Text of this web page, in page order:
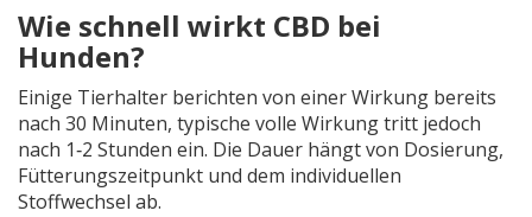
Wie schnell wirkt CBD bei
Hunden?
Einige Tierhalter berichten von einer Wirkung bereits
nach 30 Minuten, typische volle Wirkung tritt jedoch
nach 1‑2 Stunden ein. Die Dauer hängt von Dosierung,
Fütterungszeitpunkt und dem individuellen
Stoffwechsel ab.